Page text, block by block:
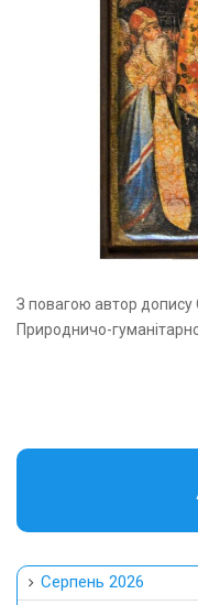
З повагою автор допису
Природничо-
Серпень 2026